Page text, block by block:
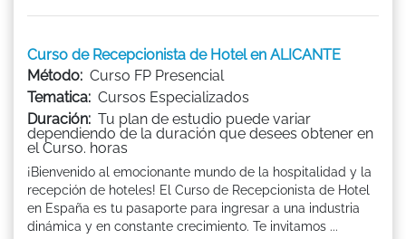
Curso de Recepcionista de Hotel en ALICANTE
Método: Curso FP Presencial
Tematica: Cursos Especializados
Duración: Tu plan de estudio puede variar
dependiendo de la duración que desees obtener en
el Curso. horas
¡Bienvenido al emocionante mundo de la hospitalidad y la
recepción de hoteles! El Curso de Recepcionista de Hotel
en España es tu pasaporte para ingresar a una industria
dinámica y en constante crecimiento. Te invitamos ...